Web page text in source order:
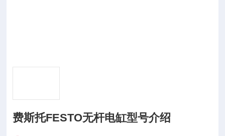
费斯托FESTO无杆电缸型号介绍